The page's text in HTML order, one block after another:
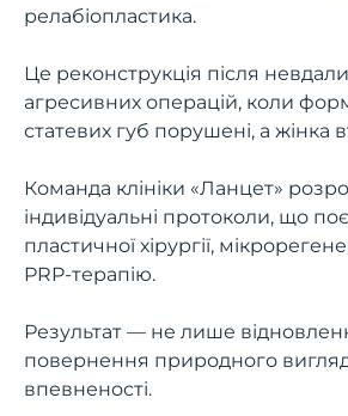
релабіопластика.
Це реконструкція після
агресивних операцій, коли
статевих губ порушені, а жінка
Команда клініки «Ланцет»
індивідуальні протоколи, що
пластичної хірургії,
PRP-терапію.
Результат — не лише
повернення природного
впевненості.